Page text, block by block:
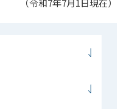
（令和7年7月1日現在）